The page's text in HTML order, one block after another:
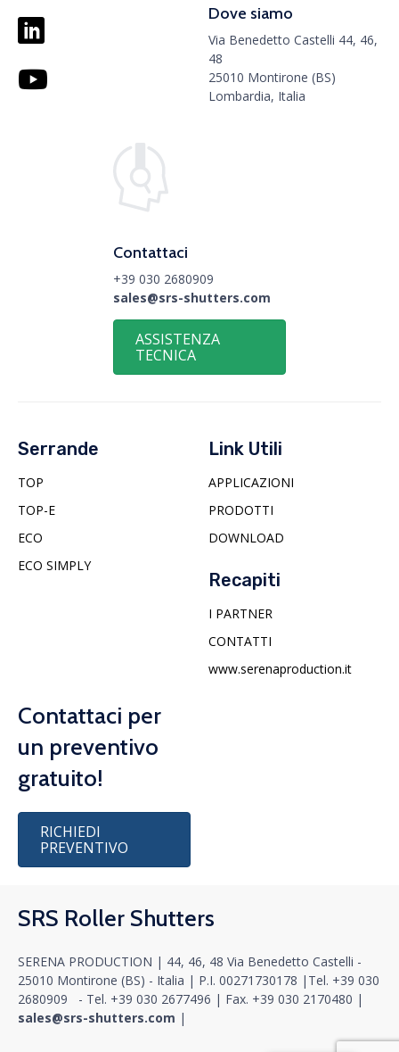
Dove siamo
Via Benedetto Castelli 44, 46,
48
25010 Montirone (BS)
Lombardia, Italia
Contattaci
+39 030 2680909
sales@srs-shutters.com
ASSISTENZA
TECNICA
Serrande
TOP
TOP-E
ECO
ECO SIMPLY
Link Utili
APPLICAZIONI
PRODOTTI
DOWNLOAD
Recapiti
I PARTNER
CONTATTI
www.serenaproduction.it
Contattaci per
un preventivo
gratuito!
RICHIEDI
PREVENTIVO
SRS Roller Shutters
SERENA PRODUCTION | 44, 46, 48 Via Benedetto Castelli -
25010 Montirone (BS) - Italia | P.I. 00271730178 | Tel. +39 030
2680909 - Tel. +39 030 2677496 | Fax. +39 030 2170480 |
sales@srs-shutters.com |